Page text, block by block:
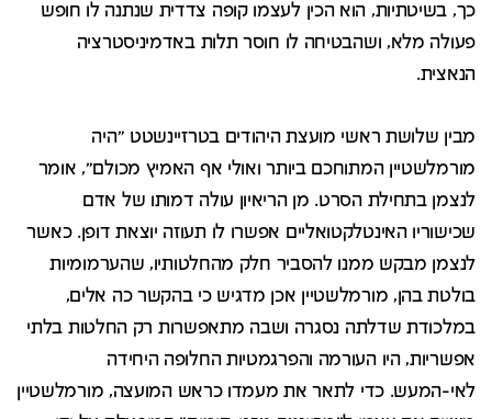
כך, בשיטתיות, הוא הכין לעצמו קופה צדדית שנתנה לו חופש
פעולה מלא, ושהבטיחה לו חוסר תלות באדמיניסטרציה
הנאצית.
מבין שלושת ראשי מועצת היהודים בטרזיינשטט "היה
מורמלשטיין המתוחכם ביותר ואולי אף האמיץ מכולם", אומר
לנצמן בתחילת הסרט. מן הריאיון עולה דמותו של אדם
שכישוריו האינטלקטואליים אפשרו לו תעוזה יוצאת דופן. כאשר
לנצמן מבקש ממנו להסביר חלק מהחלטותיו, שהערמומיות
בולטת בהן, מורמלשטיין אכן מדגיש כי בהקשר כה אלים,
במלכודת שדלתה נסגרה ושבה מתאפשרות רק החלטות בלתי
אפשריות, היו העורמה והפרגמטיות החלופה היחידה
לאי-המעש. כדי לתאר את מעמדו כראש המועצה, מורמלשטיין